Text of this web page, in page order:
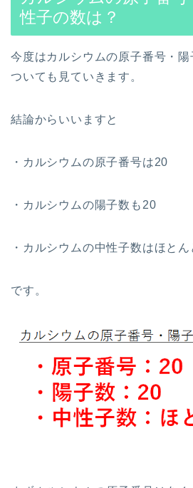
性子の数は？
今度はカルシウムの原子番号・
ついても見ていきます。
結論からいいますと
・カルシウムの原子番号は20
・カルシウムの陽子数も20
・カルシウムの中性子数はほと
です。